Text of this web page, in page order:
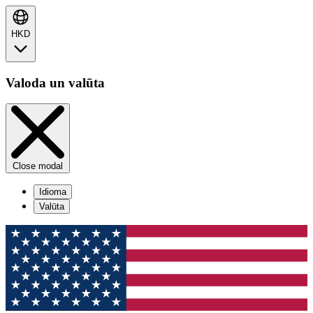
HKD
Valoda un valūta
Close modal
Idioma
Valūta